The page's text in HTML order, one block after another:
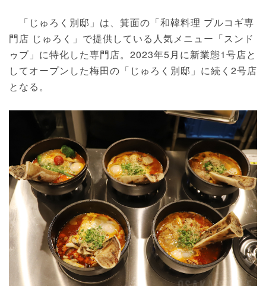
「じゅろく別邸」は、箕面の「和韓料理 プルコギ専
門店 じゅろく」で提供している人気メニュー「スンド
ゥブ」に特化した専門店。2023年5月に新業態1号店と
してオープンした梅田の「じゅろく別邸」に続く2号店
となる。